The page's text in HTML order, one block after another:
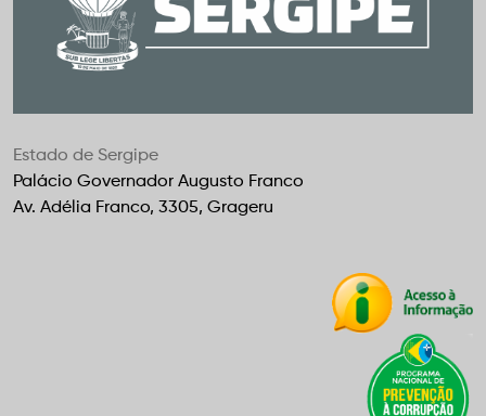
Estado de Sergipe
Palácio Governador Augusto Franco
Av. Adélia Franco, 3305, Grageru